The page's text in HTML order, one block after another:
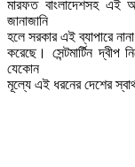
মারফত বাংলাদেশসহ এই
জানাজানি
হলে সরকার এই ব্যাপারে
করেছে। সেন্টমার্টিন
যেকোন
মূল্যে এই ধরনের দেশের